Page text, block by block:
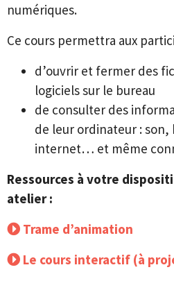
numériques.
Ce cours permettra aux
d’ouvrir et fermer des
logiciels sur le bureau
de consulter des
de leur ordinateur :
internet… et même
Ressources à votre
atelier :
Trame d’animation
Le cours interactif (à